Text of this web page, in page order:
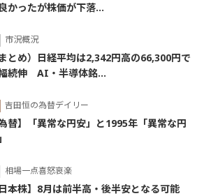
かったが株価が下落...
市況概況
まとめ）日経平均は2,342円高の66,300円で
続伸 AI・半導体銘...
吉田恒の為替デイリー
為替】「異常な円安」と1995年「異常な円
相場一点喜怒哀楽
日本株】8月は前半高・後半安となる可能